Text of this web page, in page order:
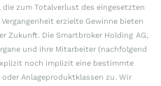
zum Totalverlust des eingesetzten
erzielte Gewinne bieten
Zukunft. Die Smartbroker Holding AG,
und ihre Mitarbeiter (nachfolgend
noch implizit eine bestimmte
Anlageproduktklassen zu. Wir